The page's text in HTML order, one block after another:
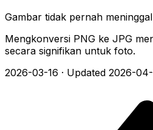
Gambar tidak pernah
Mengkonversi PNG ke JPG
secara signifikan untuk foto.
2026-03-16 · Updated 2026-